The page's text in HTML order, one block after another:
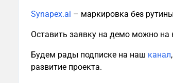
Synapex.ai – маркировка без рутины
Оставить заявку на демо можно
Будем рады подписке на наш канал
развитие проекта.